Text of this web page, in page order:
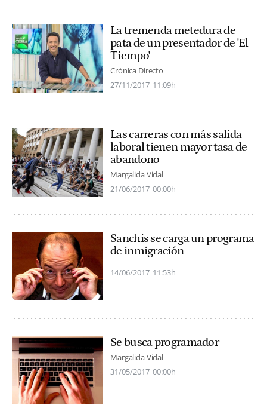
La tremenda metedura de
pata de un presentador de 'El
Tiempo'
Crónica Directo
27/11/2017 11:09h
Las carreras con más salida
laboral tienen mayor tasa de
abandono
Margalida Vidal
21/06/2017 00:00h
Sanchis se carga un programa
de inmigración
14/06/2017 11:53h
Se busca programador
Margalida Vidal
31/05/2017 00:00h